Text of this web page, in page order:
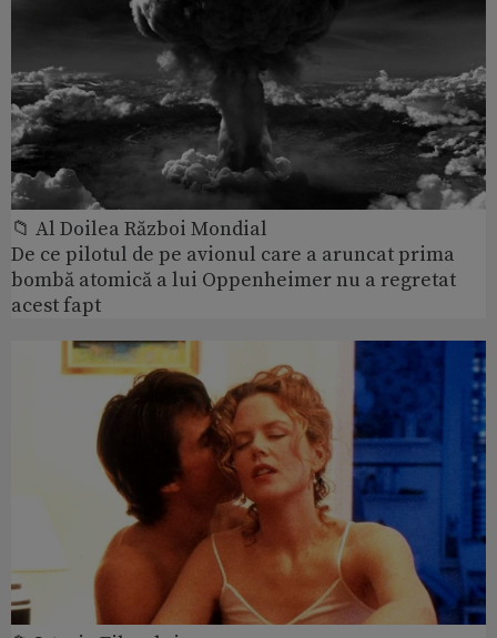
📁 Al Doilea Război Mondial
De ce pilotul de pe avionul care a aruncat prima
bombă atomică a lui Oppenheimer nu a regretat
acest fapt